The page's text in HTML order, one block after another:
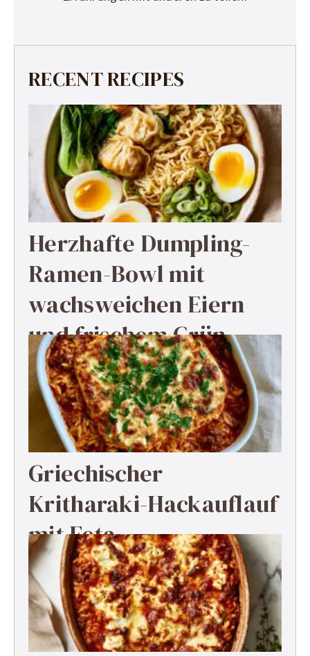
RECENT RECIPES
Herzhafte Dumpling-
Ramen-Bowl mit
wachsweichen Eiern
und frischem Grün
Griechischer
Kritharaki-Hackauflauf
mit Feta